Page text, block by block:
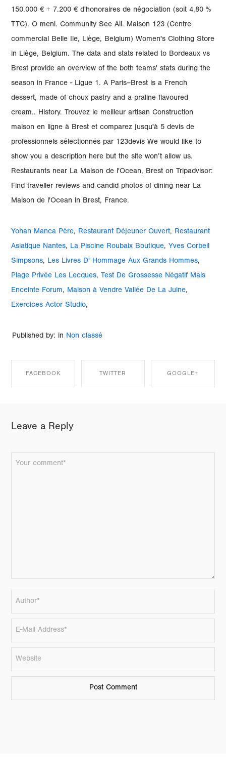
150.000 € + 7.200 € d'honoraires de négociation (soit 4,80 %
TTC). O meni. Community See All. Maison 123 (Centre
commercial Belle Ile, Liège, Belgium) Women's Clothing Store
in Liège, Belgium. The data and stats related to Bordeaux vs
Brest provide an overview of the both teams' stats during the
season in France - Ligue 1. A Paris–Brest is a French
dessert, made of choux pastry and a praline flavoured
cream.. History. Trouvez le meilleur artisan Construction
maison en ligne à Brest et comparez jusqu'à 5 devis de
professionnels sélectionnés par 123devis We would like to
show you a description here but the site won’t allow us.
Restaurants near La Maison de l'Ocean, Brest on Tripadvisor:
Find traveller reviews and candid photos of dining near La
Maison de l'Ocean in Brest, France.
Yohan Manca Père, Restaurant Déjeuner Ouvert, Restaurant
Asiatique Nantes, La Piscine Roubaix Boutique, Yves Corbeil
Simpsons, Les Livres D' Hommage Aux Grands Hommes,
Plage Privée Les Lecques, Test De Grossesse Négatif Mais
Enceinte Forum, Maison à Vendre Vallée De La Juine,
Exercices Actor Studio,
Published by: in Non classé
FACEBOOK
FACEBOOK
TWITTER GOOGLE+
Leave a Reply